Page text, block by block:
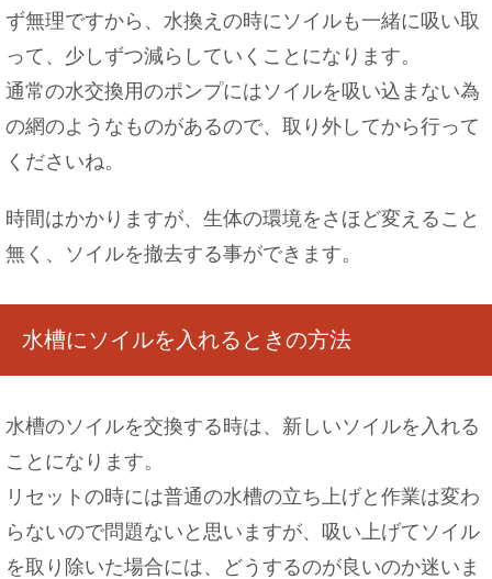
ず無理ですから、水換えの時にソイルも一緒に吸い取
って、少しずつ減らしていくことになります。
通常の水交換用のポンプにはソイルを吸い込まない為
の網のようなものがあるので、取り外してから行って
くださいね。
時間はかかりますが、生体の環境をさほど変えること
無く、ソイルを撤去する事ができます。
水槽にソイルを入れるときの方法
水槽のソイルを交換する時は、新しいソイルを入れる
ことになります。
リセットの時には普通の水槽の立ち上げと作業は変わ
らないので問題ないと思いますが、吸い上げてソイル
を取り除いた場合には、どうするのが良いのか迷いま